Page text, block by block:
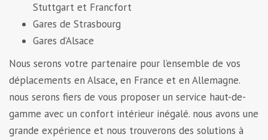
Stuttgart et Francfort
Gares de Strasbourg
Gares d’Alsace
Nous serons votre partenaire pour l’ensemble de vos
déplacements en Alsace, en France et en Allemagne.
nous serons fiers de vous proposer un service haut-de-
gamme avec un confort intérieur inégalé. nous avons une
grande expérience et nous trouverons des solutions à